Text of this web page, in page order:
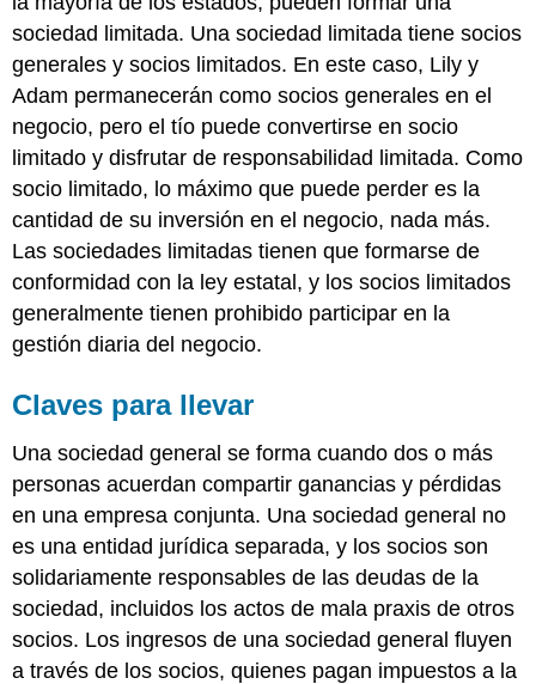
sociedad limitada. Una sociedad limitada tiene socios
generales y socios limitados. En este caso, Lily y
Adam permanecerán como socios generales en el
negocio, pero el tío puede convertirse en socio
limitado y disfrutar de responsabilidad limitada. Como
socio limitado, lo máximo que puede perder es la
cantidad de su inversión en el negocio, nada más.
Las sociedades limitadas tienen que formarse de
conformidad con la ley estatal, y los socios limitados
generalmente tienen prohibido participar en la
gestión diaria del negocio.
Claves para llevar
Una sociedad general se forma cuando dos o más
personas acuerdan compartir ganancias y pérdidas
en una empresa conjunta. Una sociedad general no
es una entidad jurídica separada, y los socios son
solidariamente responsables de las deudas de la
sociedad, incluidos los actos de mala praxis de otros
socios. Los ingresos de una sociedad general fluyen
a través de los socios, quienes pagan impuestos a la